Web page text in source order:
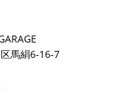
馬絹6-16-7